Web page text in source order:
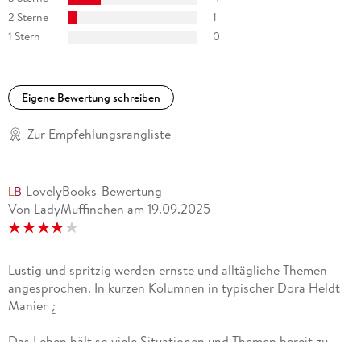
2 Sterne
1
1 Stern
0
Eigene Bewertung schreiben
Zur Empfehlungsrangliste
LovelyBooks-Bewertung
Von LadyMuffinchen am 19.09.2025
Lustig und spritzig werden ernste und alltägliche Themen
angesprochen. In kurzen Kolumnen in typischer Dora Heldt
Manier ¿
Das Leben hält so viele Situationen und Themen bereit zu